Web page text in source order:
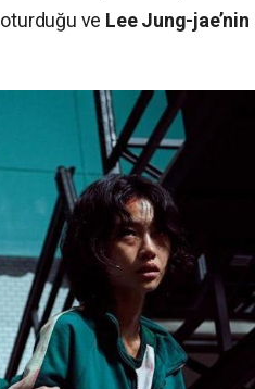
oturduğu ve Lee Jung-jae’nin